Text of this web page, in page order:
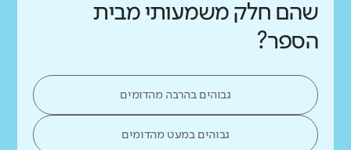
שהם חלק משמעותי מבית
הספר?
גבוהים בהרבה מהדומים
גבוהים במעט מהדומים